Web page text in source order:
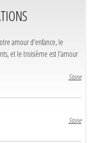
amour d'enfance, le
et le troisième est l'amour
Stone
Stone